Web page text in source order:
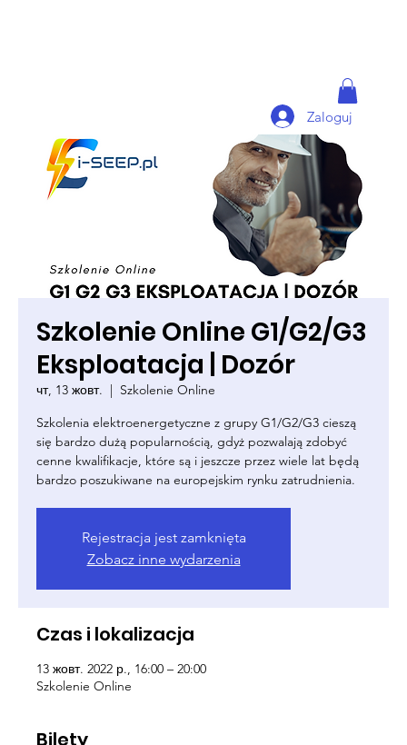
Zaloguj
Szkolenie Online G1/G2/G3
Eksploatacja | Dozór
чт, 13 жовт.
  |
Szkolenie Online
Szkolenia elektroenergetyczne z grupy G1/G2/G3 cieszą
się bardzo dużą popularnością, gdyż pozwalają zdobyć
cenne kwalifikacje, które są i jeszcze przez wiele lat będą
bardzo poszukiwane na europejskim rynku zatrudnienia.
Rejestracja jest zamknięta
Zobacz inne wydarzenia
Czas i lokalizacja
13 жовт. 2022 р., 16:00 – 20:00
Szkolenie Online
Bilety